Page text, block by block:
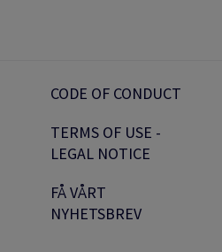
CODE OF CONDUCT
TERMS OF USE -
LEGAL NOTICE
FÅ VÅRT
NYHETSBREV